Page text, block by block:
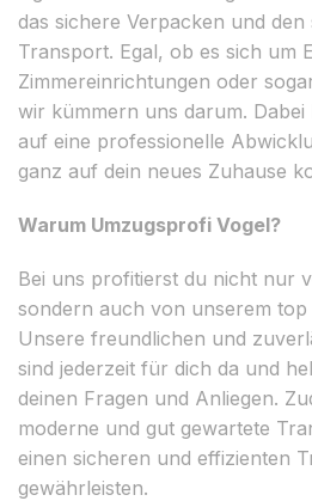
das sichere Verpacken und den
Transport. Egal, ob es sich um
Zimmereinrichtungen oder
wir kümmern uns darum.
auf eine professionelle
ganz auf dein neues Zuhause
Warum Umzugsprofi Vogel?
Bei uns profitierst du nicht nur
sondern auch von unserem top
Unsere freundlichen und
sind jederzeit für dich da und
deinen Fragen und Anliegen.
moderne und gut gewartete
einen sicheren und effizienten
gewährleisten.